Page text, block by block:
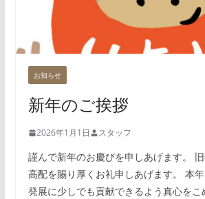
お知らせ
新年のご挨拶
2026年1月1日 スタッフ
謹んで新年のお慶びを申しあげます。
高配を賜り厚くお礼申しあげます。 本
発展に少しでも貢献できるよう真心を